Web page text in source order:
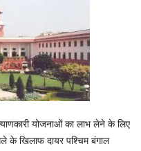
योजनाओं का लाभ लेने के लिए
के खिलाफ दायर पश्चिम बंगाल